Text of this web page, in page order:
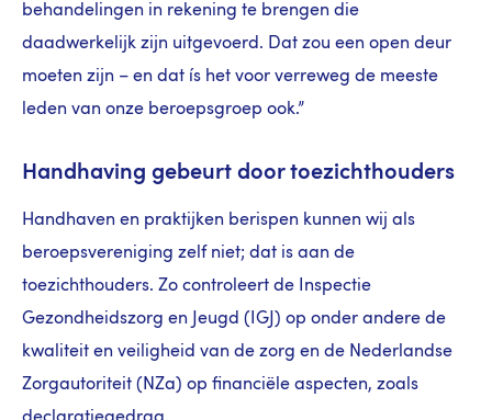
behandelingen in rekening te brengen die
daadwerkelijk zijn uitgevoerd. Dat zou een open deur
moeten zijn – en dat ís het voor verreweg de meeste
leden van onze beroepsgroep ook.”
Handhaving gebeurt door toezichthouders
Handhaven en praktijken berispen kunnen wij als
beroepsvereniging zelf niet; dat is aan de
toezichthouders. Zo controleert de Inspectie
Gezondheidszorg en Jeugd (IGJ) op onder andere de
kwaliteit en veiligheid van de zorg en de Nederlandse
Zorgautoriteit (NZa) op financiële aspecten, zoals